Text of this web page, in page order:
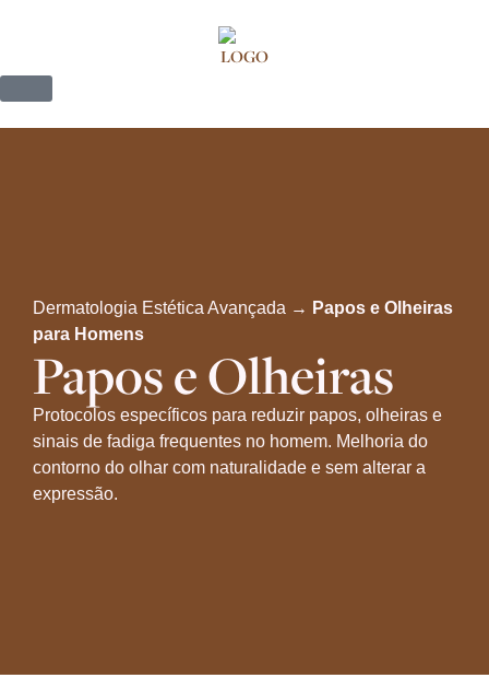
Dermatologia Estética Avançada → Papos e Olheiras
para Homens
Papos e Olheiras
Protocolos específicos para reduzir papos, olheiras e
sinais de fadiga frequentes no homem. Melhoria do
contorno do olhar com naturalidade e sem alterar a
expressão.